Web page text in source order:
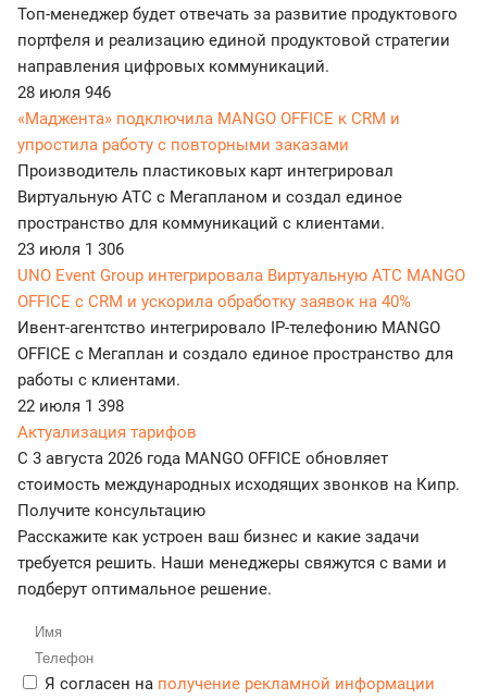
Топ-менеджер будет отвечать за развитие продуктового
портфеля и реализацию единой продуктовой стратегии
направления цифровых коммуникаций.
28 июля 946
«Маджента» подключила MANGO OFFICE к CRM и
упростила работу с повторными заказами
Производитель пластиковых карт интегрировал
Виртуальную АТС с Мегапланом и создал единое
пространство для коммуникаций с клиентами.
23 июля 1 306
UNO Event Group интегрировала Виртуальную АТС MANGO
OFFICE с CRM и ускорила обработку заявок на 40%
Ивент-агентство интегрировало IP-телефонию MANGO
OFFICE с Мегаплан и создало единое пространство для
работы с клиентами.
22 июля 1 398
Актуализация тарифов
С 3 августа 2026 года MANGO OFFICE обновляет
стоимость международных исходящих звонков на Кипр.
Получите консультацию
Расскажите как устроен ваш бизнес и какие задачи
требуется решить. Наши менеджеры свяжутся с вами и
подберут оптимальное решение.
Я согласен на получение рекламной информации